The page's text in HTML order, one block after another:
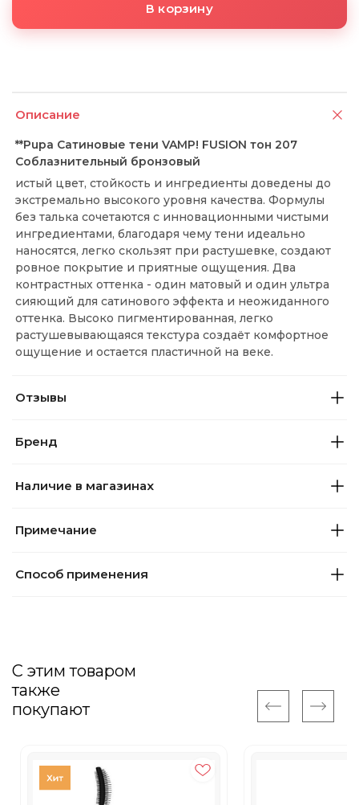
В корзину
Описание
**Pupa Сатиновые тени VAMP! FUSION тон 207
Соблазнительный бронзовый
истый цвет, стойкость и ингредиенты доведены до
экстремально высокого уровня качества. Формулы
без талька сочетаются с инновационными чистыми
ингредиентами, благодаря чему тени идеально
наносятся, легко скользят при растушевке, создают
ровное покрытие и приятные ощущения. Два
контрастных оттенка - один матовый и один ультра
сияющий для сатинового эффекта и неожиданного
оттенка. Высоко пигментированная, легко
растушевывающаяся текстура создаёт комфортное
ощущение и остается пластичной на веке.
Отзывы
Бренд
Наличие в магазинах
Примечание
Способ применения
С этим товаром
также
покупают